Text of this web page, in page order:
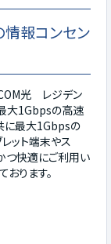
情報コンセン
光 レジデン
大1Gbpsの高速
に最大1Gbpsの
ット端末やス
つ快適にご利用い
ります。